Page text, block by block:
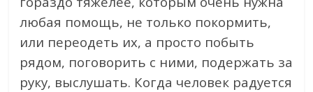
любая помощь, не только покормить,
или переодеть их, а просто побыть
рядом, поговорить с ними, подержать за
руку, выслушать. Когда человек радуется